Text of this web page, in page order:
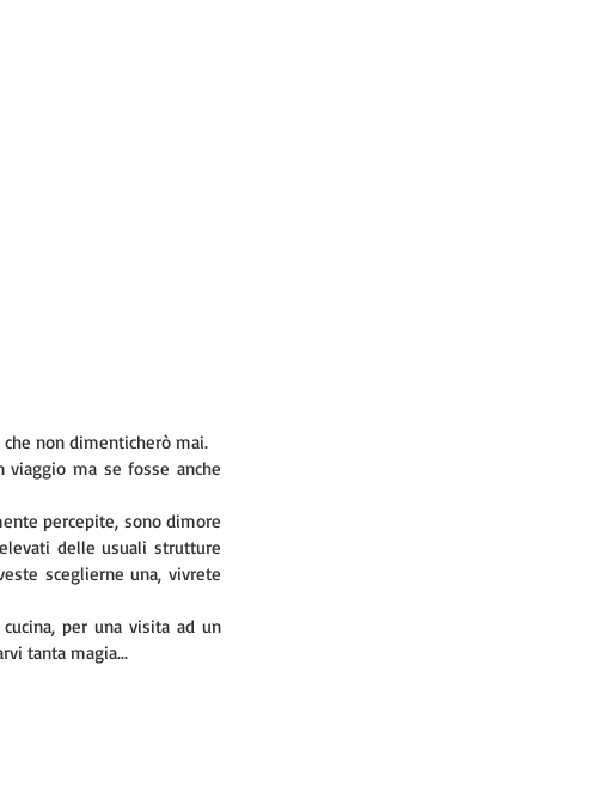
non dimenticherò mai.
ma se fosse anche
percepite, sono dimore
delle usuali strutture
sceglierne una, vivrete
per una visita ad un
tanta magia...